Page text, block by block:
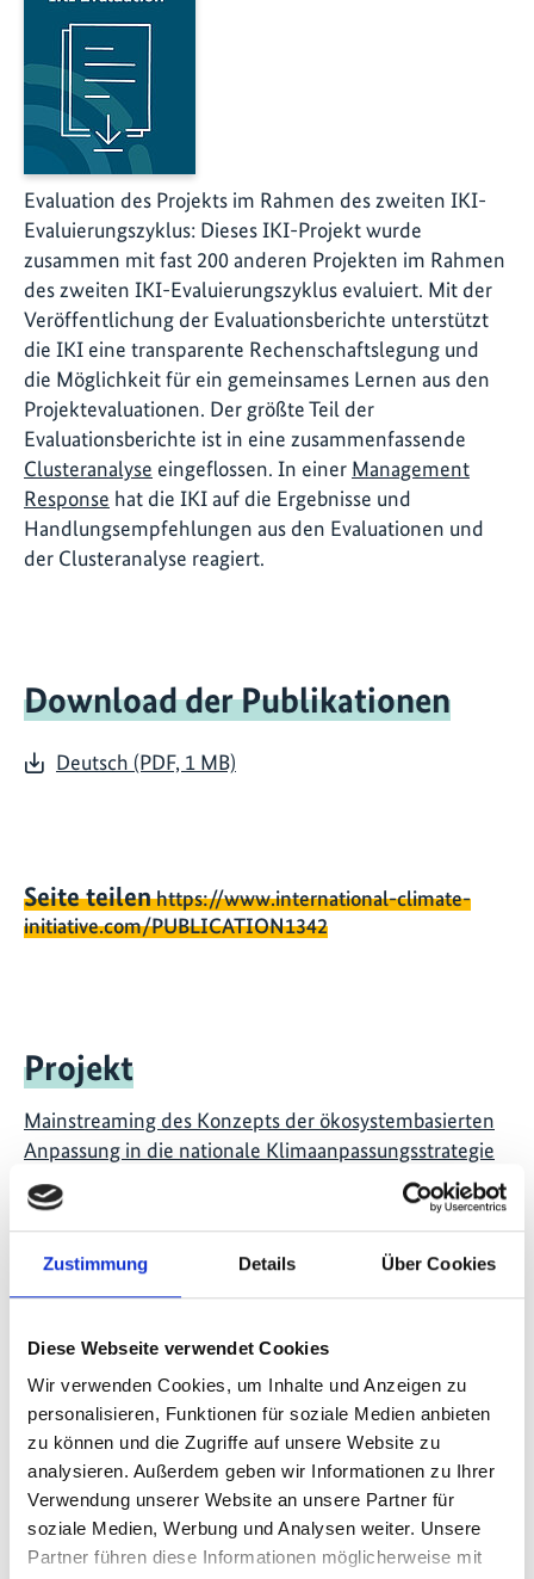
Zustimmung Details Über Cookies
Diese Webseite verwendet Cookies
Wir verwenden Cookies, um Inhalte und Anzeigen zu
personalisieren, Funktionen für soziale Medien anbieten
zu können und die Zugriffe auf unsere Website zu
analysieren. Außerdem geben wir Informationen zu Ihrer
Verwendung unserer Website an unsere Partner für
soziale Medien, Werbung und Analysen weiter. Unsere
Partner führen diese Informationen möglicherweise mit
Evaluation des Projekts im Rahmen des zweiten IKI-
Evaluierungszyklus: Dieses IKI-Projekt wurde
zusammen mit fast 200 anderen Projekten im Rahmen
des zweiten IKI-Evaluierungszyklus evaluiert. Mit der
Veröffentlichung der Evaluationsberichte unterstützt
die IKI eine transparente Rechenschaftslegung und
die Möglichkeit für ein gemeinsames Lernen aus den
Projektevaluationen. Der größte Teil der
Evaluationsberichte ist in eine zusammenfassende
Clusteranalyse eingeflossen. In einer Management
Response hat die IKI auf die Ergebnisse und
Handlungsempfehlungen aus den Evaluationen und
der Clusteranalyse reagiert.
Download der Publikationen
Deutsch (PDF, 1 MB)
Seite teilenhttps://www.international-climate-
initiative.com/PUBLICATION1342
Projekt
Mainstreaming des Konzepts der ökosystembasierten
Anpassung in die nationale Klimaanpassungsstrategie
sowie in die Landnutzungs- und die
Entwicklungsplanung von Vietnam
Videos zum Projekt
Diese Inhalte können nicht angezeigt werden, da die
Marketing-Cookies abgelehnt wurden. Klicken Sie
hier, um die Cookies zu akzeptieren und das Video
anzuzeigen!